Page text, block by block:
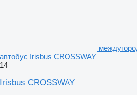
автобус Irisbus CROSSWAY
14
Irisbus CROSSWAY